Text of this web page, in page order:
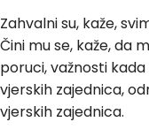
Zahvalni su, kaže,
Čini mu se, kaže, da
poruci, važnosti
vjerskih zajednica,
vjerskih zajednica.